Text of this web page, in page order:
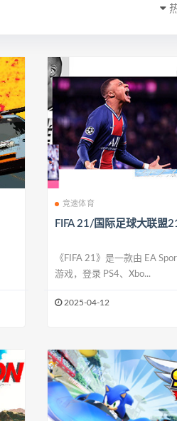
竞速体育
FIFA 21/国际足球大联盟
《FIFA 21》是一款由 EA
游戏，登录 PS4、Xbo...
2025-04-12